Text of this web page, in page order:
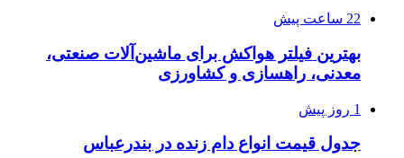
22 ساعت پیش
بهترین فیلتر هواکش برای ماشین‌آلات صنعتی،
معدنی، راهسازی و کشاورزی
1 روز پیش
جدول قیمت انواع دام زنده در بندرعباس